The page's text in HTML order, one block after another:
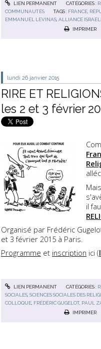
LIEN PERMANENT CATÉGORIES :
COMMUNAUTÉS
TAGS : FRANCE
EMMANUEL LEVINAS ,ALLIANCE
IMPRIMER
lundi 26 janvier 2015
RIRE ET
les 2 et 3 février
il
Organisé par Frédéric
et 3 février 2015 à Paris.
Programme et inscription ici (
LIEN PERMANENT CATÉGORIES :
SOCIALES,SCIENCES SOCIALES DES
COLLOQUE, FRÉDÉRIC GUGELOT, PAUL
IMPRIMER